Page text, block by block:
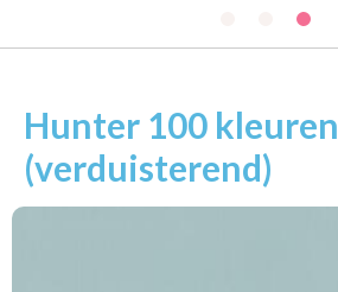
Hunter 100 kleuren
(verduisterend)